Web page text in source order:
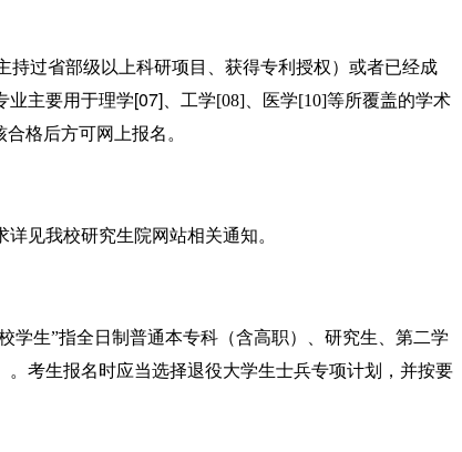
持过省部级以上科研项目、获得专利授权） 或者已经成
业主要用于理学[07] 、工学[08] 、医学[10]等所覆盖的学术
格后方可网上报名。
详见我校研究生院网站相关通知。
学生”指全日制普通本专科（含高职）、研究生、第二学
。考生报名时应当选择退役大学生士兵专项计划，并按要